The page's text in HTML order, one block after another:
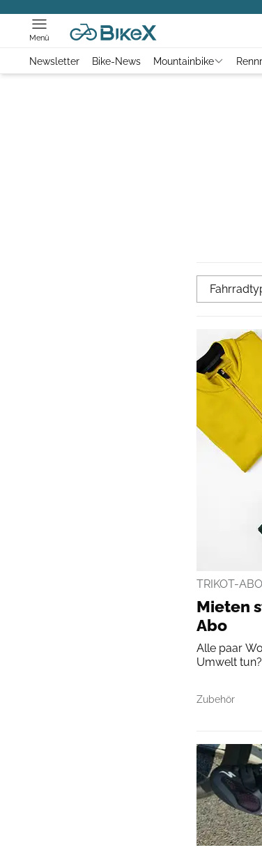
Menü
Newsletter Bike-News Mountainbike
TRIKOT-
Mieten
Abo
Alle paar
Umwelt
Zubehör